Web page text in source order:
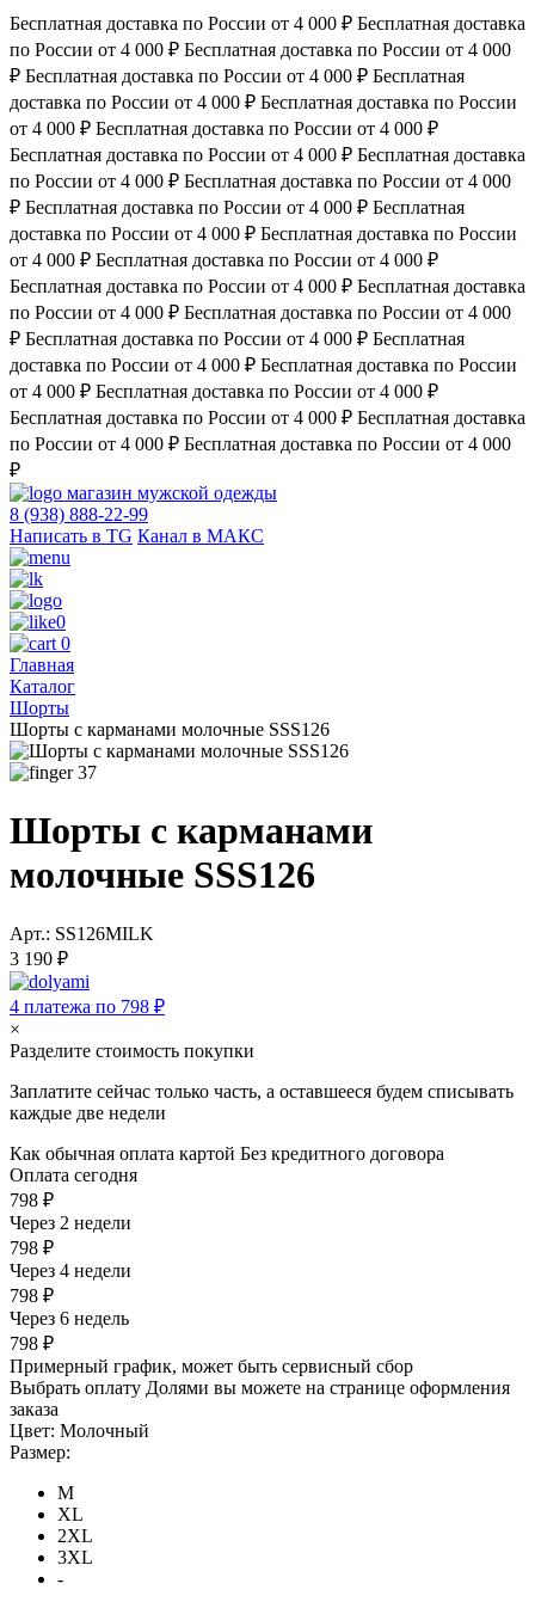
Бесплатная доставка по России от 4 000 ₽ Бесплатная доставка
по России от 4 000 ₽ Бесплатная доставка по России от 4 000
₽ Бесплатная доставка по России от 4 000 ₽ Бесплатная
доставка по России от 4 000 ₽ Бесплатная доставка по России
от 4 000 ₽ Бесплатная доставка по России от 4 000 ₽
Бесплатная доставка по России от 4 000 ₽ Бесплатная доставка
по России от 4 000 ₽ Бесплатная доставка по России от 4 000
₽ Бесплатная доставка по России от 4 000 ₽ Бесплатная
доставка по России от 4 000 ₽ Бесплатная доставка по России
от 4 000 ₽ Бесплатная доставка по России от 4 000 ₽
Бесплатная доставка по России от 4 000 ₽ Бесплатная доставка
по России от 4 000 ₽ Бесплатная доставка по России от 4 000
₽ Бесплатная доставка по России от 4 000 ₽ Бесплатная
доставка по России от 4 000 ₽ Бесплатная доставка по России
от 4 000 ₽ Бесплатная доставка по России от 4 000 ₽
Бесплатная доставка по России от 4 000 ₽ Бесплатная доставка
по России от 4 000 ₽ Бесплатная доставка по России от 4 000
₽
магазин мужской одежды
8 (938) 888-22-99
Написать в TG Канал в МАКС
0
0
Главная
Каталог
Шорты
Шорты с карманами молочные SSS126
37
Шорты с карманами
молочные SSS126
Арт.: SS126MILK
3 190 ₽
4 платежа по 798 ₽
×
Разделите стоимость покупки
Заплатите сейчас только часть, а оставшееся будем списывать
каждые две недели
Как обычная оплата картой Без кредитного договора
Оплата сегодня
798 ₽
Через 2 недели
798 ₽
Через 4 недели
798 ₽
Через 6 недель
798 ₽
Примерный график, может быть сервисный сбор
Выбрать оплату Долями вы можете на странице оформления
заказа
Цвет: Молочный
Размер:
M
XL
2XL
3XL
-